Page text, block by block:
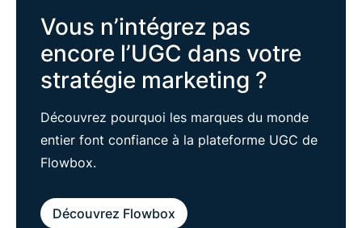
Vous n’intégrez pas
encore l’UGC dans votre
stratégie marketing ?
Découvrez pourquoi les marques du monde
entier font confiance à la plateforme UGC de
Flowbox.
Découvrez Flowbox